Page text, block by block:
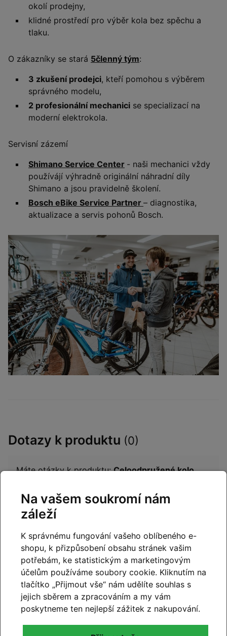
okolí prodejny,
klidné prostředí pro výběr kola bez spěchu a
tlaku.
O zákazníky se stará 5členný tým:
3 zkušení prodejci, kteří pomohou s výběrem
správného modelu,
2 profesionální mechanici se specializací na
moderní elektrokola.
Servisní zázemí
Shimano Service Center - naši mechanici vždy
používájí výhradně originální náhradní díly
Shimano a jsou pravidelně školení.
Bosch eBike Service Partner – diagnostika,
aktualizace a servis pohonů Bosch.
Dotazy k produktu (0)
Máte otázky k produktu:Celoodpružené kolo
BlackMat 2023?
Zeptejte se.
Napište dotaz
Hodnocení produktu
tak dalším nakupujícím.
Na vašem soukromí nám
záleží
K správnému fungování vašeho oblíbeného e-
shopu, k přizpůsobení obsahu stránek vašim
potřebám, ke statistickým a marketingovým
účelům používáme soubory cookie. Kliknutím na
tlačítko „Přijmout vše“ nám udělíte souhlas s
jejich sběrem a zpracováním a my vám
poskytneme ten nejlepší zážitek z nakupování.